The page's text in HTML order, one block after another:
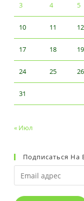
3 4 5
10 11 12
17 18 19
24 25 26
31
« Июл
Подписаться На
Email
адрес